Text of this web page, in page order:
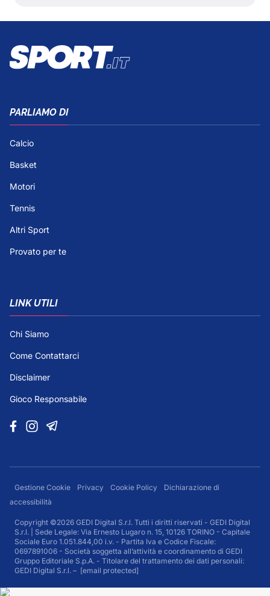
PARLIAMO DI
Calcio
Basket
Motori
Tennis
Altri Sport
Provato per te
LINK UTILI
Chi Siamo
Come Contattarci
Disclaimer
Gioco Responsabile
Gestione Cookie Privacy Cookie Policy
Dichiarazione di
accessibilità
Copyright ©2026 GEDI Digital S.r.l. Tutti i diritti riservati - GEDI Digital
S.r.l. | Sede Legale: Via Ernesto Lugaro n. 15, 10126 TORINO - Capitale
Sociale Euro 1.051.844,00 i.v. - Partita Iva e Codice Fiscale:
0697891006 - Società soggetta all’attività e coordinamento di GEDI
Gruppo Editoriale S.p.A. - Titolare del trattamento dei dati personali:
GEDI Digital S.r.l. – [email protected]